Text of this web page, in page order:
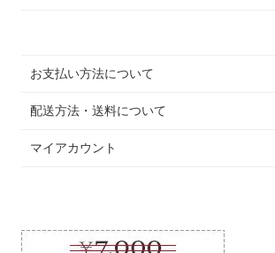
お支払い方法について
配送方法・送料について
マイアカウント